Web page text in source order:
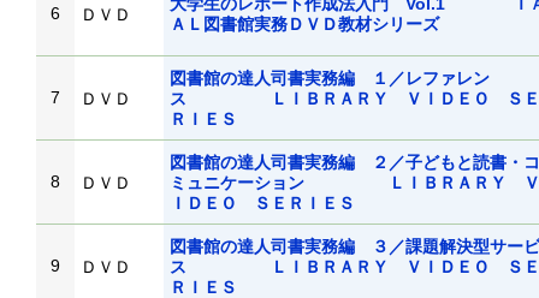
6 ＤＶＤ
ＡＬ図書館実務ＤＶＤ教材シリーズ
7 ＤＶＤ
図書館の達人司書実務編 １／レファレン
ス ＬＩＢＲＡＲＹ ＶＩＤＥＯ ＳＥ
ＲＩＥＳ
8 ＤＶＤ
図書館の達人司書実務編 ２／子どもと読書・コ
ミュニケーション ＬＩＢＲＡＲＹ Ｖ
ＩＤＥＯ ＳＥＲＩＥＳ
9 ＤＶＤ
図書館の達人司書実務編 ３／課題解決型サービ
ス ＬＩＢＲＡＲＹ ＶＩＤＥＯ ＳＥ
ＲＩＥＳ